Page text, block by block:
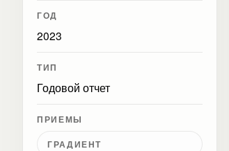
ГОД
2023
ТИП
Годовой отчет
ПРИЕМЫ
ГРАДИЕНТ